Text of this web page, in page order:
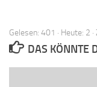
Gelesen: 401 · Heute: 2
DAS KÖNNTE